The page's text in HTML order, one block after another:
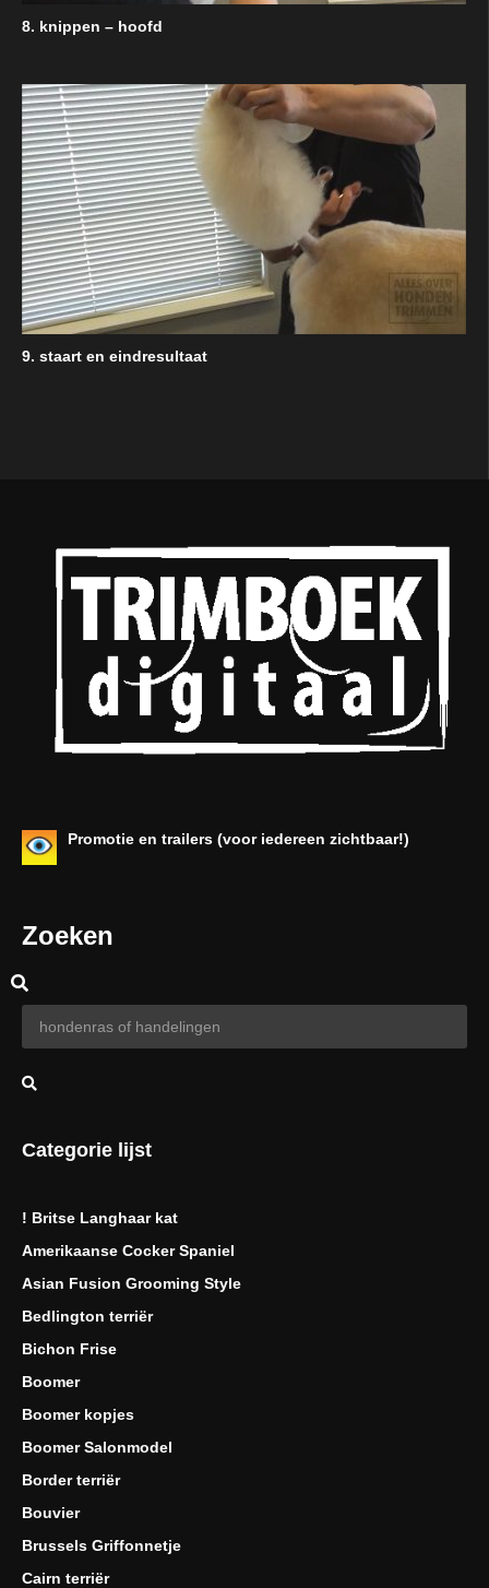
8. knippen – hoofd
9. staart en eindresultaat
Promotie en trailers (voor iedereen zichtbaar!)
Zoeken
Categorie lijst
! Britse Langhaar kat
Amerikaanse Cocker Spaniel
Asian Fusion Grooming Style
Bedlington terriër
Bichon Frise
Boomer
Boomer kopjes
Boomer Salonmodel
Border terriër
Bouvier
Brussels Griffonnetje
Cairn terriër